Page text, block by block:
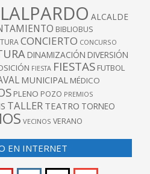
ALCALDE
BIBLIOBUS
CONCIERTO CONCURSO
DINAMIZACIÓN DIVERSIÓN
FIESTA FIESTAS FUTBOL
MUNICIPAL MÉDICO
PLENO POZO PREMIOS
TALLER TEATRO TORNEO
VECINOS VERANO
EN INTERNET